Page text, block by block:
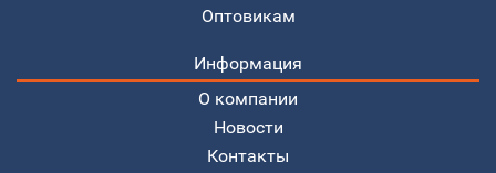
Оптовикам
Информация
О компании
Новости
Контакты